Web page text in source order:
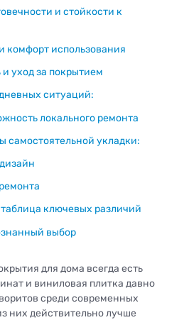
и стойкости к
комфорт использования
и уход за покрытием
ситуаций:
локального ремонта
самостоятельной укладки:
ключевых различий
выбор
для дома всегда есть
и виниловая плитка давно
среди современных
них действительно лучше